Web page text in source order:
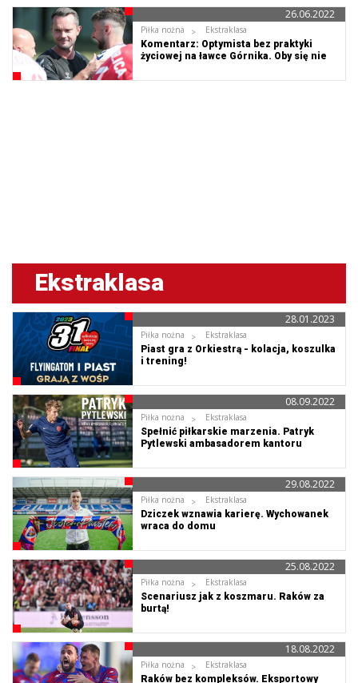
Piłka nożna
Ekstraklasa
Komentarz: Optymista bez praktyki
życiowej na ławce Górnika. Oby się nie
26.06.2022
Ekstraklasa
Piłka nożna
Ekstraklasa
Piast gra z Orkiestrą - kolacja, koszulka
i trening!
28.01.2023
Piłka nożna
Ekstraklasa
Spełnić piłkarskie marzenia. Patryk
Pytlewski ambasadorem kantoru
08.09.2022
Piłka nożna
Ekstraklasa
Dziczek wznawia karierę. Wychowanek
wraca do domu
29.08.2022
Piłka nożna
Ekstraklasa
Scenariusz jak z koszmaru. Raków za
burtą!
25.08.2022
Piłka nożna
Ekstraklasa
Raków bez kompleksów. Eksportowy
18.08.2022